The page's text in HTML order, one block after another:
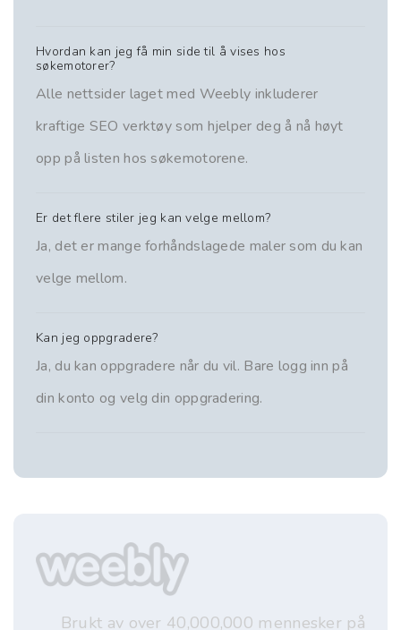
Hvordan kan jeg få min side til å vises hos
søkemotorer?
Alle nettsider laget med Weebly inkluderer
kraftige SEO verktøy som hjelper deg å nå høyt
opp på listen hos søkemotorene.
Er det flere stiler jeg kan velge mellom?
Ja, det er mange forhåndslagede maler som du kan
velge mellom.
Kan jeg oppgradere?
Ja, du kan oppgradere når du vil. Bare logg inn på
din konto og velg din oppgradering.
Brukt av over 40,000,000 mennesker på